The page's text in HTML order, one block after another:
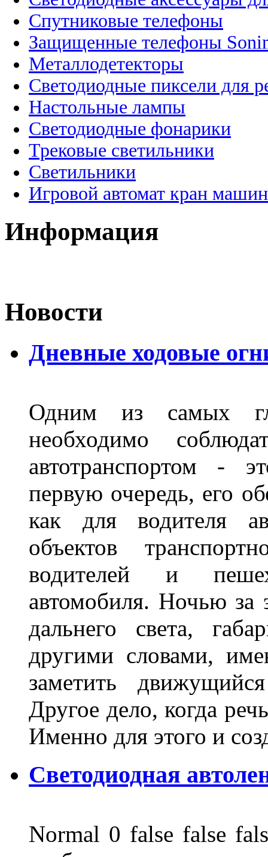
Спутниковые телефоны
Защищенные телефоны
Металлодетекторы
Светодиодные пиксели для
Настольные лампы
Светодиодные фонарики
Трековые светильники
Светильники
Игровой автомат кран
Информация
Новости
Дневные ходовые
Одним из самых
необходимо
автотранспортом -
первую очередь, его
как для водителя
объектов
водителей и
автомобиля. Ночью за
дальнего света,
другими словами,
заметить
Другое дело, когда
Именно для этого и
Светодиодная
Normal 0 false false